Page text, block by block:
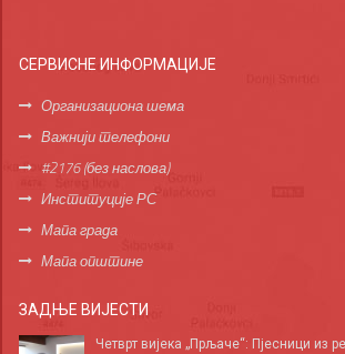
СЕРВИСНЕ ИНФОРМАЦИЈЕ
Организациона шема
Важнији телефони
#2176 (без наслова)
Институције РС
Мапа града
Мапа општине
ЗАДЊЕ ВИЈЕСТИ
Четврт вијека „Прљаче“: Пјесници из